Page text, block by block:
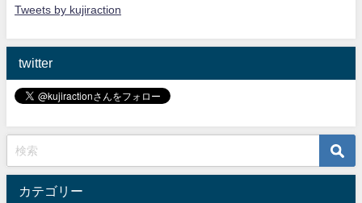
Tweets by kujiraction
twitter
カテゴリー